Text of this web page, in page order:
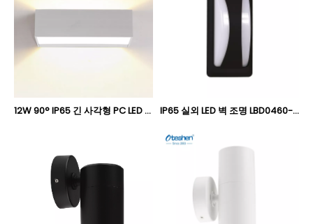
12W 90° IP65 긴 사각형 PC LED 벽 조명, 실외 단면 방출 벽 램프 Oteshen LBD0380-12 IP65 실외 LED 벽 조명 LBD0460-12旧